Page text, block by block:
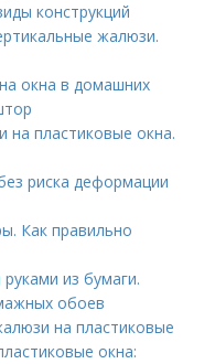
конструкций
жалюзи.
окна в домашних
на пластиковые окна.
риска деформации
Как правильно
из бумаги.
обоев
на пластиковые
окна: